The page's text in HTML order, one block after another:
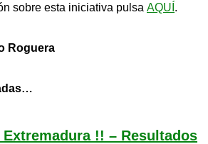
sobre esta iniciativa pulsa AQUÍ .
Roguera
Extremadura !! – Resultados